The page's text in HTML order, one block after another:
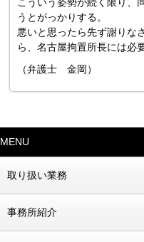
うとがっかりする。
悪いと思ったら先ず謝りな
ら、名古屋拘置所長には必
（弁護士 金岡）
MENU
取り扱い業務
事務所紹介